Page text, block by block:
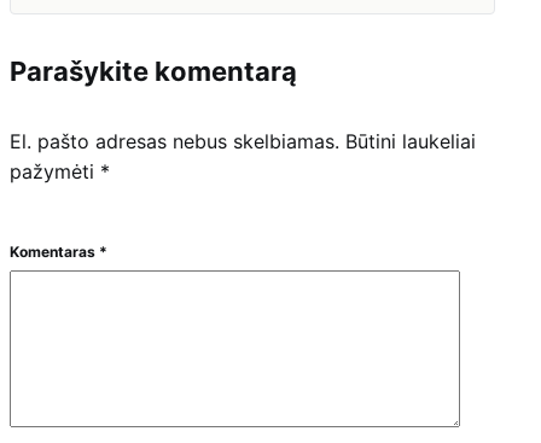
Parašykite komentarą
El. pašto adresas nebus skelbiamas. Būtini laukeliai
pažymėti *
Komentaras *